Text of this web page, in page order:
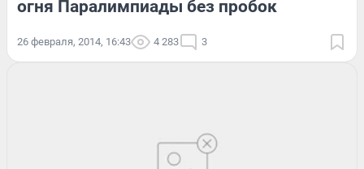
огня Паралимпиады без пробок
26 февраля, 2014, 16:43 4 283 3